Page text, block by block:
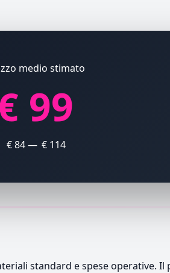
medio stimato
99
€ 84 — € 114
standard e spese operative. Il